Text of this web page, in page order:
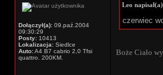
Dołączył(a): 09.paź.2004
09:30:29
Posty: 10413
Lokalizacja: Siedlce
Auto:A4 B7 cabrio 2,0 Tfsi
quattro. 200KM.
Leo
czerwiec
Boże Ciało